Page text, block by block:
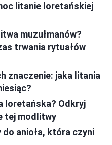
litanie loretańskiej
muzułmanów?
trwania rytuałów
znaczenie: jaka litania
loretańska? Odkryj
tej modlitwy
anioła, która czyni